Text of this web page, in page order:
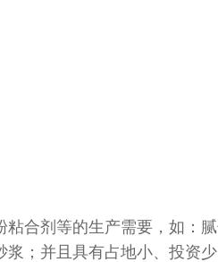
合剂等的生产需要，如：
；并且具有占地小、投资